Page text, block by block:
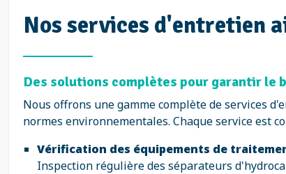
Nos services d'entretien
Des solutions complètes pour garantir le
Nous offrons une gamme complète de services
normes environnementales. Chaque service est
Vérification des équipements de
Inspection régulière des séparateurs